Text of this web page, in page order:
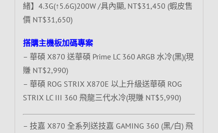
緒】4.3G(↑5.6G)200W /具內顯, NT$31,450 (蝦皮售
價 NT$31,650)
搭購主機板加碼專案
– 華碩 X870 送華碩 Prime LC 360 ARGB 水冷(黑)(現
賺 NT$2,990)
– 華碩 ROG STRIX X870E 以上升級送華碩 ROG
STRIX LC III 360 飛龍三代水冷(現賺 NT$5,990)
– 技嘉 X870 全系列送技嘉 GAMING 360 (黑/白) 飛